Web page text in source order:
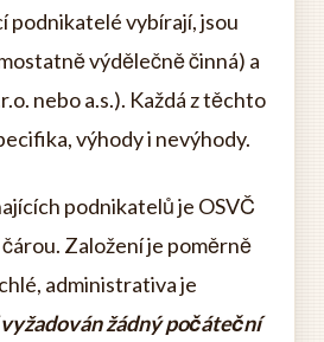
podnikatelé vybírají, jsou
výdělečně činná) a
nebo a.s.). Každá z těchto
výhody i nevýhody.
podnikatelů je OSVČ
Založení je poměrně
administrativa je
žádný počáteční